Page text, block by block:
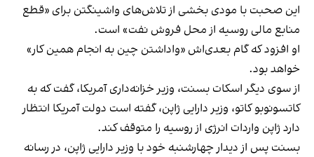
این صحبت با مودی بخشی از تلاش‌های واشینگتن برای «قطع
منابع مالی روسیه از محل فروش نفت» است.
او افزود که گام بعدی‌اش «واداشتن چین به انجام همین کار»
خواهد بود.
از سوی دیگر اسکات بسنت، وزیر خزانه‌داری آمریکا، گفت که به
کاتسونوبو کاتو، وزیر دارایی ژاپن، گفته است دولت آمریکا انتظار
دارد ژاپن واردات انرژی از روسیه را متوقف کند.
بسنت پس از دیدار چهارشنبه خود با وزیر دارایی ژاپن، در رسانه